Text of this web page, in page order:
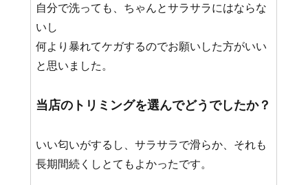
自分で洗っても、ちゃんとサラサラにはならな
いし
何より暴れてケガするのでお願いした方がいい
と思いました。
当店のトリミングを選んでどうでしたか？
いい匂いがするし、サラサラで滑らか、それも
長期間続くしとてもよかったです。